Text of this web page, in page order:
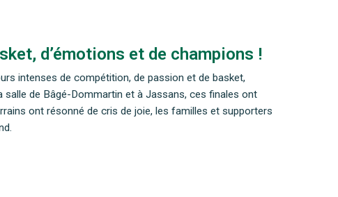
d’émotions et de champions !
intenses de compétition, de passion et de basket,
de Bâgé-Dommartin et à Jassans, ces finales ont
ont résonné de cris de joie, les familles et supporters